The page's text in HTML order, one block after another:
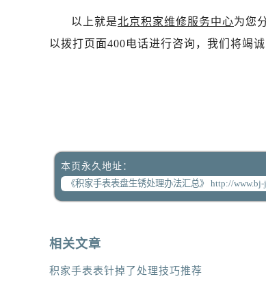
以上就是北京积家维修服务中心为您
以拨打页面400电话进行咨询，我们将竭诚
本页永久地址：
相关文章
积家手表表针掉了处理技巧推荐